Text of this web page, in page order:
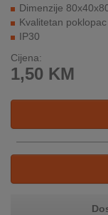
NOVO
U
PONUDI
KONTAKT
I
Dimenzije
Kvalitetan
IP30
Cijena:
1,50 KM